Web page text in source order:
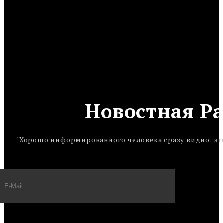
Новостная
"Хорошо информированного человека сразу видно: